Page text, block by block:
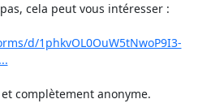
cela peut vous intéresser :
d/1phkvOL0OuW5tNwoP9I3-
complètement anonyme.